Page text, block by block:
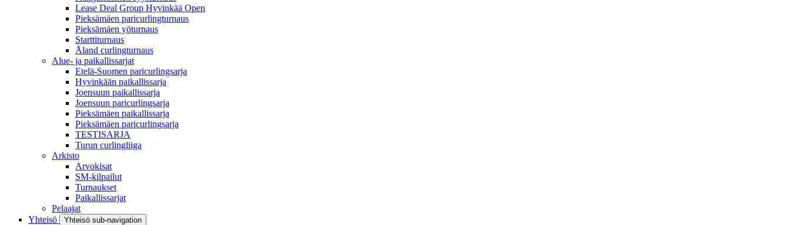
Lease Deal Group Hyvinkää Open
Pieksämäen paricurlingturnaus
Pieksämäen yöturnaus
Starttiturnaus
Åland curlingturnaus
Alue- ja paikallissarjat
Etelä-Suomen paricurlingsarja
Hyvinkään paikallissarja
Joensuun paikallissarja
Joensuun paricurlingsarja
Pieksämäen paikallissarja
Pieksämäen paricurlingsarja
TESTISARJA
Turun curlingliiga
Arkisto
Arvokisat
SM-kilpailut
Turnaukset
Paikallissarjat
Pelaajat
Yhteisö
Yhteisö sub-navigation